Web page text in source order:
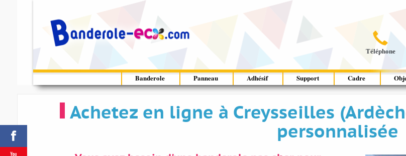


Téléphone
Banderole Panneau Adhésif Support Cadre
Achetez en ligne à Creysseilles
personnalisée